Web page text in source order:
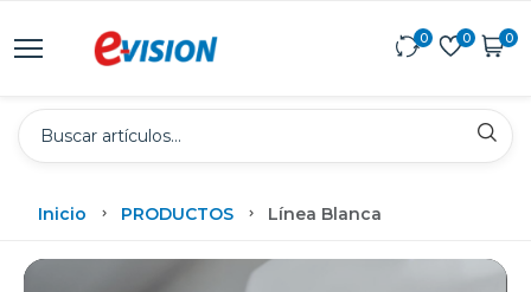
0 0 0
Inicio PRODUCTOS Línea Blanca